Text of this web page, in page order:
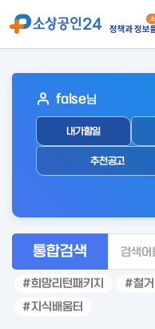
아
웃
로
인
false님
내가할일
추천공고
통합검색
희망리턴패키지 철거
지식배움터